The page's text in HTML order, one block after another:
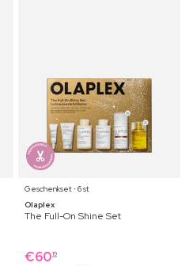
Geschenkset ⋅ 6 st
Olaplex
The Full-On Shine Set
€6019